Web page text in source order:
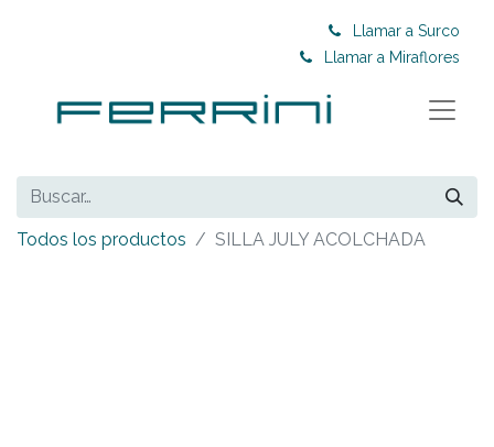
Llamar a Surco
Llamar a Miraflores
Todos los productos SILLA JULY ACOLCHADA